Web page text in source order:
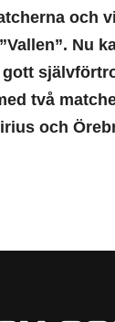
och
Nu
två
och